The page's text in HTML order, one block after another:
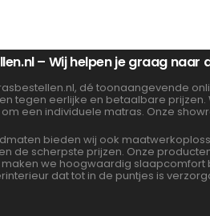
– Wij helpen je graag naar
dé toonaangevende
tegen eerlijke en betaalbare
een individuele matras. Onze
bieden wij ook
de scherpste prijzen. Onze
maken we hoogwaardig
dat tot in de puntjes is